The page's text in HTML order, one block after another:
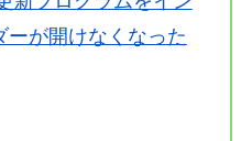
ーが開けなくなった